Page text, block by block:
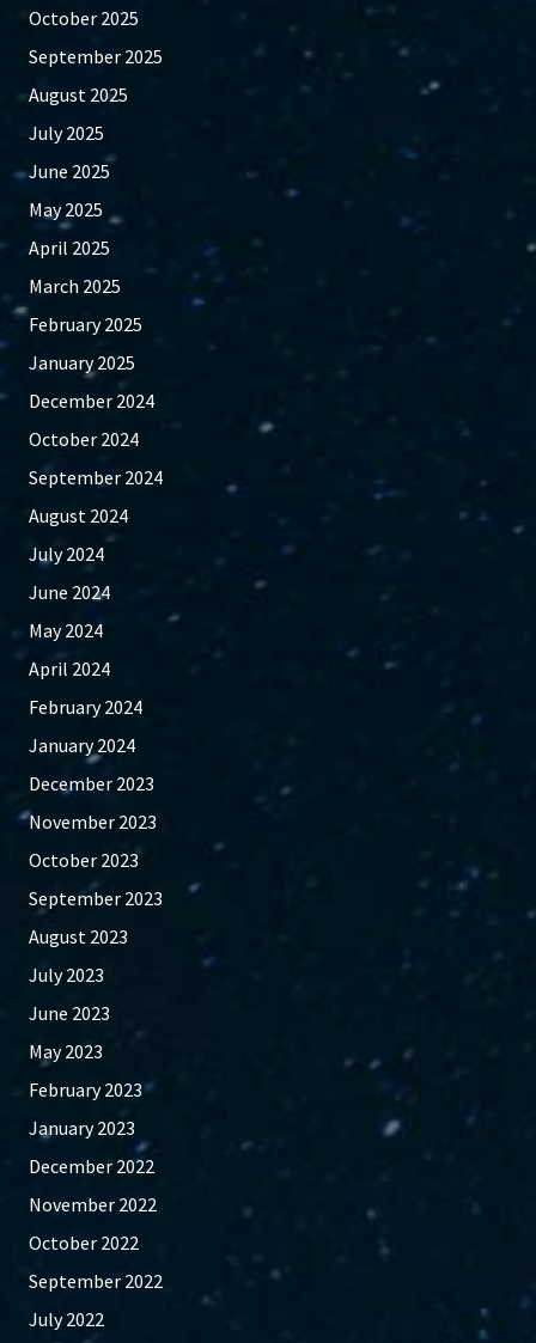
October 2025
September 2025
August 2025
July 2025
June 2025
May 2025
April 2025
March 2025
February 2025
January 2025
December 2024
October 2024
September 2024
August 2024
July 2024
June 2024
May 2024
April 2024
February 2024
January 2024
December 2023
November 2023
October 2023
September 2023
August 2023
July 2023
June 2023
May 2023
February 2023
January 2023
December 2022
November 2022
October 2022
September 2022
July 2022